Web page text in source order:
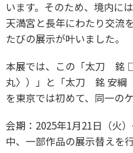
います。そのため、境内に
天満宮と長年にわたり交流
たびの展示が叶いました。
本展では、この「太刀 銘
丸〉）」と「太刀 銘 安綱
を東京では初めて、同一の
会期：2025年1月21日（火
中、一部作品の展示替えを行